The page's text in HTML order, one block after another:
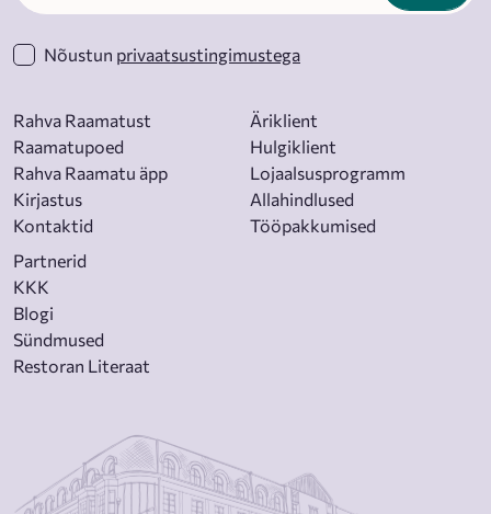
Nõustun privaatsustingimustega
Rahva Raamatust
Raamatupoed
Rahva Raamatu äpp
Kirjastus
Kontaktid
Äriklient
Hulgiklient
Lojaalsusprogramm
Allahindlused
Tööpakkumised
Partnerid
KKK
Blogi
Sündmused
Restoran Literaat